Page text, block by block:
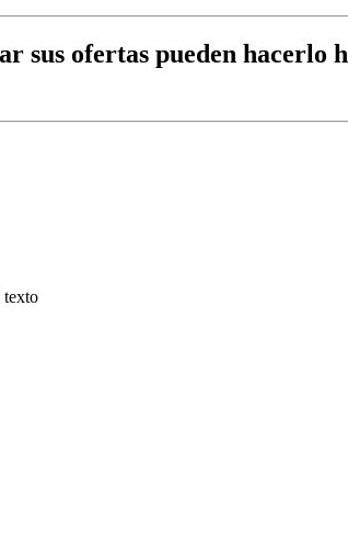
sus ofertas pueden